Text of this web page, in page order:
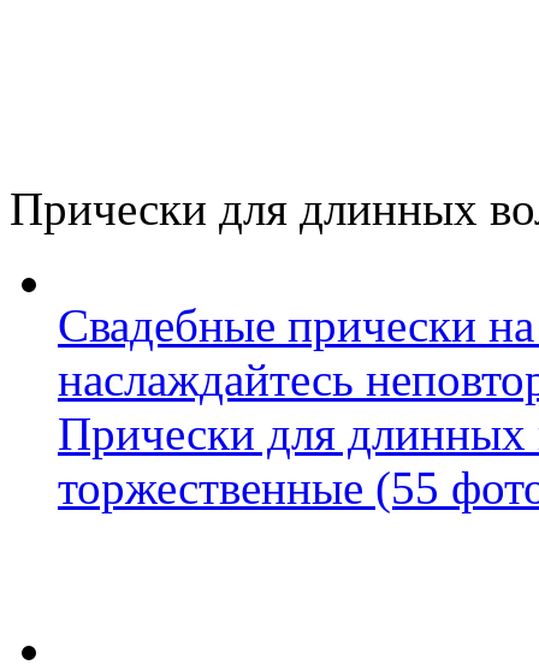
Прически для длинных
Свадебные прически
наслаждайтесь
Прически для длинных
торжественные (55